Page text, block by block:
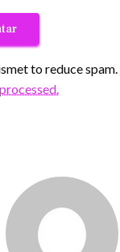
to reduce spam.